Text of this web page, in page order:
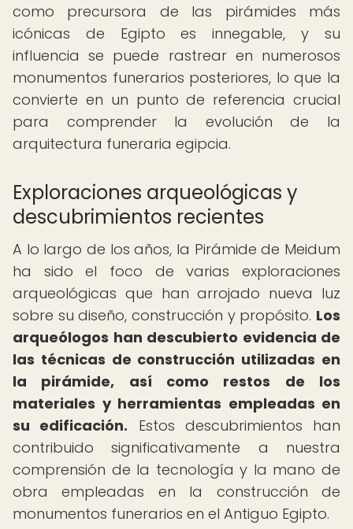
como precursora de las pirámides más
icónicas de Egipto es innegable, y su
influencia se puede rastrear en numerosos
monumentos funerarios posteriores, lo que la
convierte en un punto de referencia crucial
para comprender la evolución de la
arquitectura funeraria egipcia.
Exploraciones arqueológicas y
descubrimientos recientes
A lo largo de los años, la Pirámide de Meidum
ha sido el foco de varias exploraciones
arqueológicas que han arrojado nueva luz
sobre su diseño, construcción y propósito. Los
arqueólogos han descubierto evidencia de
las técnicas de construcción utilizadas en
la pirámide, así como restos de los
materiales y herramientas empleadas en
su edificación. Estos descubrimientos han
contribuido significativamente a nuestra
comprensión de la tecnología y la mano de
obra empleadas en la construcción de
monumentos funerarios en el Antiguo Egipto.